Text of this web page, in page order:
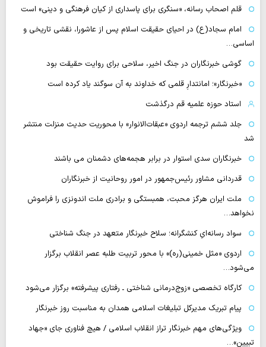
قلم اصحاب رسانه، «سنگری برای پاسداری از کیان فرهنگی و دینی» است
امام سجاد(ع) در احیای حقیقت اسلام پس از عاشورا، نقشی تاریخی و
اساسی…
گوشی خبرنگاران در جنگ اخیر، سلاحی برای روایت حقیقت بود
«خبرنگار»؛ امانتدارِ قلمی که خداوند به آن سوگند یاد کرده است
استاد حوزه علمیه قم درگذشت
جلد ششم ترجمه اردوی «عبقات‌الانوار» با محوریت حدیث منزلت منتشر
شد
خبرنگاران سدی استوار در برابر هجمه‌های دشمنان می باشند
قدردانی مشاور رئیس‌جمهور در امور روحانیت از خبرنگاران
ملت ایران هرگز محبت، همبستگی و برادری ملت اندونزی را فراموش
نخواهد…
سواد رسانه‌ایِ کنشگرانه؛ سلاح خبرنگار متعهد در جنگ شناختی
اردوی «مثل خمینی(ره)» با محور تربیت طلبه عصر انقلاب برگزار
می‌شود…
کارگاه تخصصی «زوج‌درمانی شناختی ـ رفتاری پیشرفته» برگزار می‌شود
پیام تبریک مدیرکل تبلیغات اسلامی همدان به مناسبت روز خبرنگار
ویژگی‌های مهم خبرنگار تراز انقلاب اسلامی / هیچ فناوری‌ جای «جهاد
تبیین»…